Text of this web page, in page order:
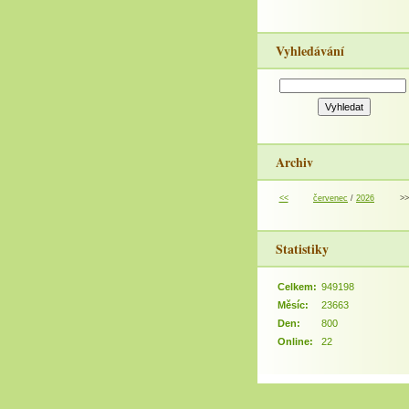
Vyhledávání
Archiv
<< červenec / 2026 >>
Statistiky
Online: 22
Celkem: 949198
Měsíc:
23663
Den:
800